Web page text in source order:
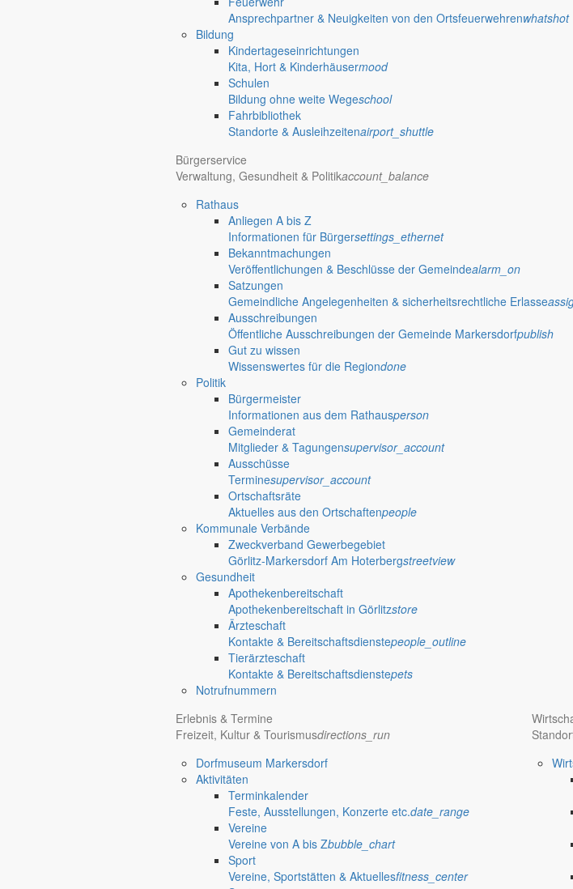
Ansprechpartner & Neuigkeiten von den Ortsfeuerwehrenwhatshot
Bildung
Kindertageseinrichtungen
Kita, Hort & Kinderhäusermood
Schulen
Bildung ohne weite Wegeschool
Fahrbibliothek
Standorte & Ausleihzeitenairport_shuttle
Bürgerservice
Verwaltung, Gesundheit & Politikaccount_balance
Rathaus
Anliegen A bis Z
Informationen für Bürgersettings_ethernet
Bekanntmachungen
Veröffentlichungen & Beschlüsse der Gemeindealarm_on
Satzungen
Gemeindliche Angelegenheiten & sicherheitsrechtliche Erlasse
Ausschreibungen
Öffentliche Ausschreibungen der Gemeinde Markersdorfpublish
Gut zu wissen
Wissenswertes für die Regiondone
Politik
Bürgermeister
Informationen aus dem Rathausperson
Gemeinderat
Mitglieder & Tagungensupervisor_account
Ausschüsse
Terminesupervisor_account
Ortschaftsräte
Aktuelles aus den Ortschaftenpeople
Kommunale Verbände
Zweckverband Gewerbegebiet
Görlitz-Markersdorf Am Hoterbergstreetview
Gesundheit
Apothekenbereitschaft
Apothekenbereitschaft in Görlitzstore
Ärzteschaft
Kontakte & Bereitschaftsdienstepeople_outline
Tierärzteschaft
Kontakte & Bereitschaftsdienstepets
Notrufnummern
Erlebnis & Termine
Freizeit, Kultur & Tourismusdirections_run
Dorfmuseum Markersdorf
Aktivitäten
Terminkalender
Feste, Ausstellungen, Konzerte etc.date_range
Vereine
Vereine von A bis Zbubble_chart
Sport
Vereine, Sportstätten & Aktuellesfitness_center
Beitragsnavigation
Jauernick-Buschbach ist das “Gebirgsdorf” unter den sieben Markersdorfer Ortschaften. Joachim Lehmann ist